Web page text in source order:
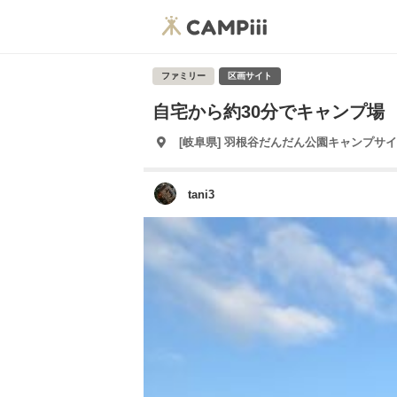
ファミリー 区画サイト
自宅から約30分でキャンプ場
[岐阜県] 羽根谷だんだん公園キャンプサ
tani3